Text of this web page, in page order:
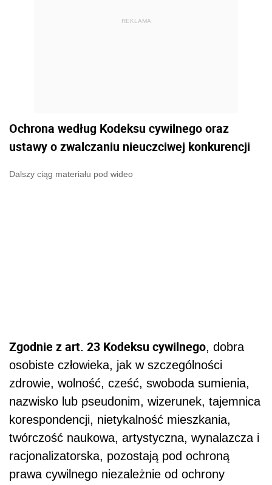
REKLAMA
Ochrona według Kodeksu cywilnego oraz
ustawy o zwalczaniu nieuczciwej konkurencji
Dalszy ciąg materiału pod wideo
Zgodnie z art. 23 Kodeksu cywilnego, dobra
osobiste człowieka, jak w szczególności
zdrowie, wolność, cześć, swoboda sumienia,
nazwisko lub pseudonim, wizerunek, tajemnica
korespondencji, nietykalność mieszkania,
twórczość naukowa, artystyczna, wynalazcza i
racjonalizatorska, pozostają pod ochroną
prawa cywilnego niezależnie od ochrony